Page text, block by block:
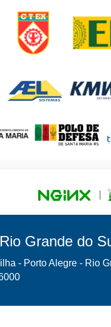
Grande do
- Porto Alegre - Rio